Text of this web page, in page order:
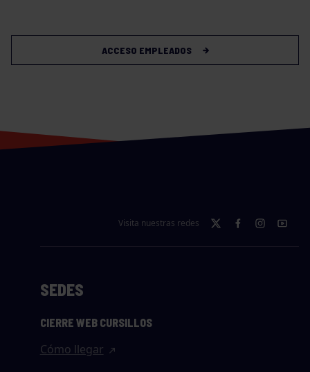
ACCESO EMPLEADOS
Visita nuestras redes
SEDES
CIERRE WEB CURSILLOS
Cómo llegar